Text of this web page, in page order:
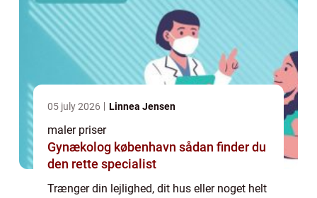
05 july 2026 Linnea Jensen
maler priser
Gynækolog københavn sådan finder du
den rette specialist
Trænger din lejlighed, dit hus eller noget helt